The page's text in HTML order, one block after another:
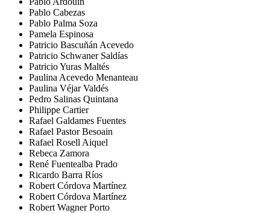
Pablo Cabezas
Pablo Palma Soza
Pamela Espinosa
Patricio Bascuñán Acevedo
Patricio Schwaner Saldías
Patricio Yuras Maltés
Paulina Acevedo Menanteau
Paulina Véjar Valdés
Pedro Salinas Quintana
Philippe Cartier
Rafael Galdames Fuentes
Rafael Pastor Besoain
Rafael Rosell Aiquel
Rebeca Zamora
René Fuentealba Prado
Ricardo Barra Ríos
Robert Córdova Martínez
Robert Córdova Martínez
Robert Wagner Porto